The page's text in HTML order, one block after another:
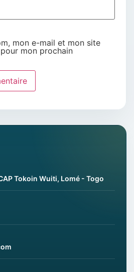
mon e-mail et mon site
mon prochain
Tokoin Wuiti, Lomé - Togo